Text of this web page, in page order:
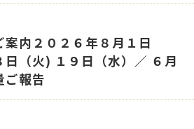
内２０２６年８月１日
日（火) １９日（水）／ ６月
ご報告